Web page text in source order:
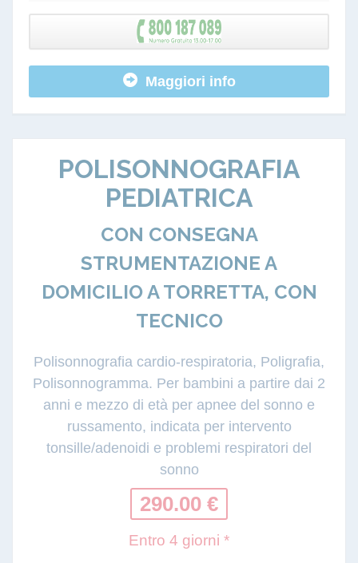
Maggiori info
POLISONNOGRAFIA
PEDIATRICA
CON CONSEGNA
STRUMENTAZIONE A
DOMICILIO A TORRETTA, CON
TECNICO
Polisonnografia cardio-respiratoria, Poligrafia,
Polisonnogramma. Per bambini a partire dai 2
anni e mezzo di età per apnee del sonno e
russamento, indicata per intervento
tonsille/adenoidi e problemi respiratori del
sonno
290.00 €
Entro 4 giorni *